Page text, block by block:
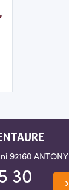
92160 ANTONY
30